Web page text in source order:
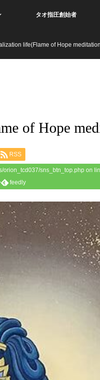
タオ指圧創始者
life(Flame of Hope
of Hope
RSS
orion_tcd037/sns_btn_top.php on
feedly